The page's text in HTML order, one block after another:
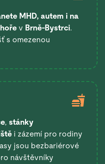
MHD, autem i na
v Brně-Bystrci.
s omezenou
, stánky
i zázemí pro rodiny
jsou bezbariérové
návštěvníky